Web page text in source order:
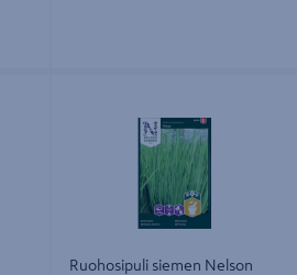
Ruohosipuli siemen Nelson